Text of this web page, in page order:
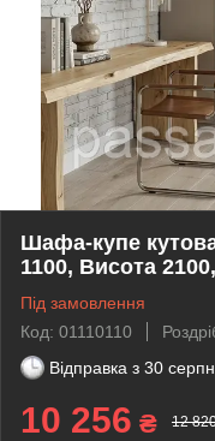
Шафа-купе
1100, Висота
Під замовлення
Код: 01110110
Відправка з 30
10 256 ₴ 12